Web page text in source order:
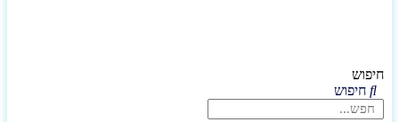
חיפוש
חיפוש